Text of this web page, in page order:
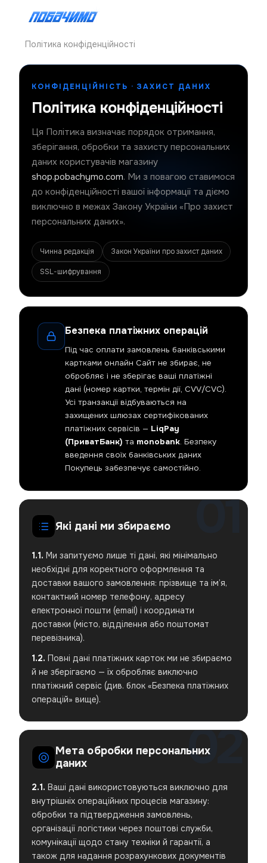
Політика конфіденційності
КОНФІДЕНЦІЙНІСТЬ · ЗАХИСТ ДАНИХ
Політика конфіденційності
Ця Політика визначає порядок отримання,
зберігання, обробки та захисту персональних
даних користувачів магазину
shop.pobachymo.com. Ми з повагою ставимося
до конфіденційності вашої інформації та діємо
виключно в межах Закону України «Про захист
персональних даних».
Чинна редакція Закон України про захист даних
SSL-шифрування
Безпека платіжних операцій
Під час оплати замовлень банківськими
картками онлайн Сайт не збирає, не
обробляє і не зберігає ваші платіжні
дані (номер картки, термін дії, CVV/CVC).
Усі транзакції відбуваються на
захищених шлюзах сертифікованих
платіжних сервісів — LiqPay
(ПриватБанк) та monobank. Безпеку
введення своїх банківських даних
Покупець забезпечує самостійно.
Які дані ми збираємо
1.1. Ми запитуємо лише ті дані, які мінімально
необхідні для коректного оформлення та
доставки вашого замовлення: прізвище та ім’я,
контактний номер телефону, адресу
електронної пошти (email) і координати
доставки (місто, відділення або поштомат
перевізника).
1.2. Повні дані платіжних карток ми не збираємо
й не зберігаємо — їх обробляє виключно
платіжний сервіс (див. блок «Безпека платіжних
операцій» вище).
Мета обробки персональних
даних
2.1. Ваші дані використовуються виключно для
внутрішніх операційних процесів магазину:
обробки та підтвердження замовлень,
організації логістики через поштові служби,
комунікації щодо стану техніки й гарантії, а
також для надання розрахункових документів